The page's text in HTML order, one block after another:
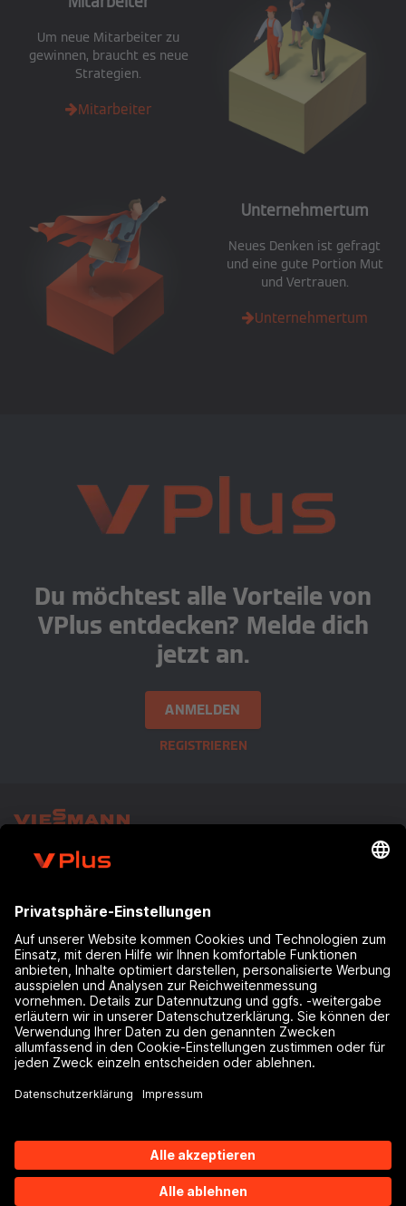
Um neue Mitarbeiter zu
gewinnen, braucht es neue
Strategien.
Mitarbeiter
Unternehmertum
Neues Denken ist gefragt
und eine gute Portion Mut
und Vertrauen.
Unternehmertum
Du möchtest alle Vorteile von
VPlus entdecken? Melde dich
jetzt an.
ANMELDEN
REGISTRIEREN
Impressum
Datenschutz
Nutzungsbedingungen
Kontakt
Hinweis zur Barrierefreiheit
Cookies & Tracking
AUF
FEEDBACK